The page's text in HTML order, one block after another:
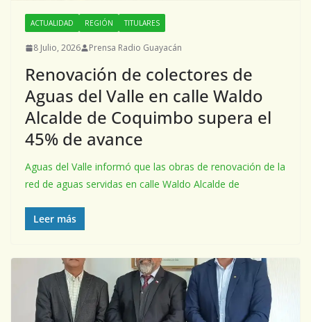
ACTUALIDAD REGIÓN TITULARES
8 Julio, 2026 Prensa Radio Guayacán
Renovación de colectores de
Aguas del Valle en calle Waldo
Alcalde de Coquimbo supera el
45% de avance
Aguas del Valle informó que las obras de renovación de la
red de aguas servidas en calle Waldo Alcalde de
Leer más